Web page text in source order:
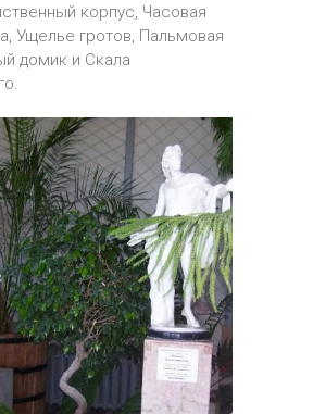
корпус, Часовая
Ущелье гротов, Пальмовая
домик и Скала